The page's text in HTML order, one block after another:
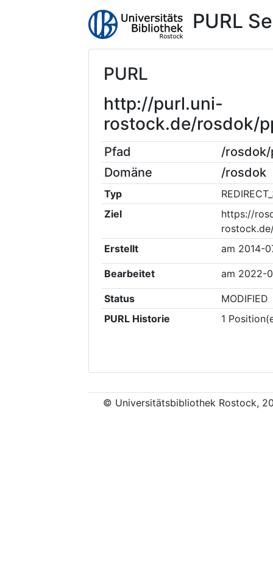
PURL
PURL
http://purl.uni-
rostock.de/rosdok/
Pfad
/rosdok/
Domäne
/rosdok
Typ
Ziel
https://
Erstellt
am 2014-
Bearbeitet am 2022-
Status
MODIFIED
PURL Historie
1
© Universitätsbibliothek Rostock,